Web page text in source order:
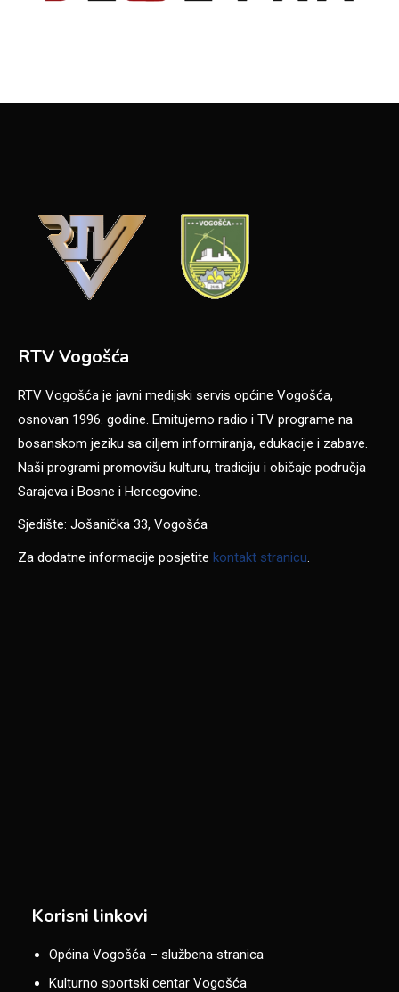
RTV Vogošća
RTV Vogošća je javni medijski servis općine Vogošća,
osnovan 1996. godine. Emitujemo radio i TV programe na
bosanskom jeziku sa ciljem informiranja, edukacije i zabave.
Naši programi promovišu kulturu, tradiciju i običaje područja
Sarajeva i Bosne i Hercegovine.
Sjedište: Jošanička 33, Vogošća
Za dodatne informacije posjetite kontakt stranicu
Korisni linkovi
Općina Vogošća – službena stranica
Kulturno sportski centar Vogošća